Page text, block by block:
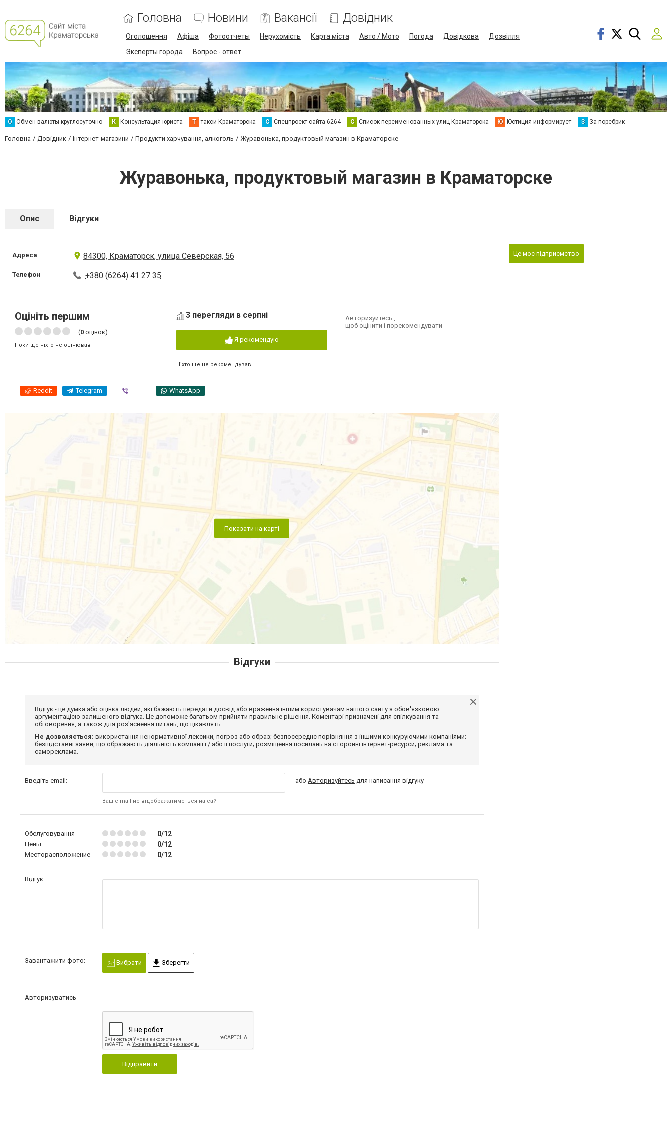
Головна Новини Вакансії Довідник
Оголошення Афіша Фотоотчеты Нерухомість Карта міста Авто / Мото Погода Довідкова
Дозвілля
Эксперты города
Вопрос - ответ
О Обмен валюты круглосуточно К Консультация юриста Т такси Краматорска С Спецпроект сайта 6264 С Список переименованных улиц Краматорска Ю Юстиция информирует З За поребрик
Головна Довідник Інтернет-магазини Продукти харчування, алкоголь Журавонька, продуктовый магазин в Краматорске
Журавонька, продуктовый магазин в Краматорске
Опис Відгуки
Адреса 84300, Краматорск, улица Северская, 56
Телефон +380 (6264) 41 27 35
Оцініть першим
(0 оцінок)
Поки ще ніхто не оцінював
3 перегляди в серпні
Я рекомендую
Ніхто ще не рекомендував
Авторизуйтесь,
щоб оцінити і порекомендувати
Reddit Telegram WhatsApp
Показати на карті
Це моє підприємство
Відгуки
Відгук - це думка або оцінка людей, які бажають передати досвід або враження іншим користувачам нашого сайту з обов'язковою
аргументацією залишеного відгука. Це допоможе багатьом прийняти правильне рішення. Коментарі призначені для спілкування та
обговорення, а також для роз'яснення питань, що цікавлять.
Не дозволяється: використання ненормативної лексики, погроз або образ; безпосереднє порівняння з іншими конкуруючими компаніями;
безпідставні заяви, що ображають діяльність компанії і / або її послуги; розміщення посилань на сторонні інтернет-ресурси; реклама та
самореклама.
Введіть email:
Ваш e-mail не відображатиметься на сайті
або Авторизуйтесь для написання відгуку
Обслуговування 0/12
Цены 0/12
Месторасположение 0/12
Відгук:
Завантажити фото: Вибрати Зберегти
Авторизуватись
Відправити